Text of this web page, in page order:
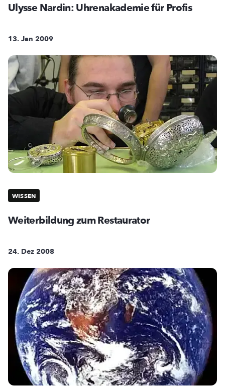
Ulysse Nardin: Uhrenakademie für Profis
13. Jan 2009
WISSEN
Weiterbildung zum Restaurator
24. Dez 2008